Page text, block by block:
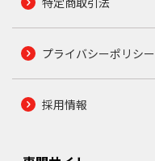
プライバシーポリシー
採用情報